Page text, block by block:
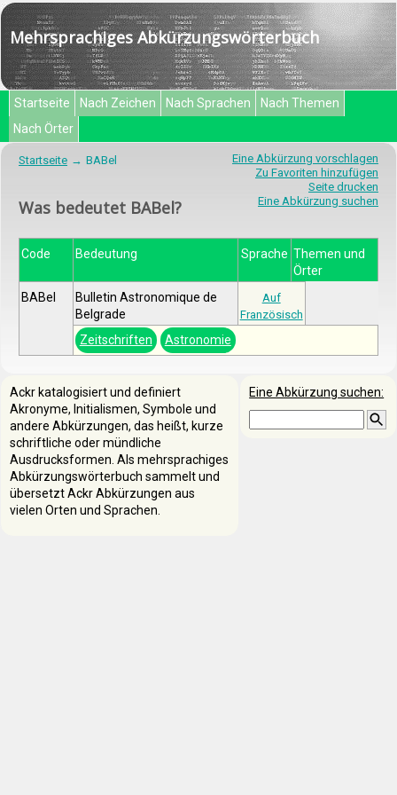
Mehrsprachiges Abkürzungswörterbuch
Startseite Nach Zeichen Nach Sprachen
Nach Themen
Nach Örter
Eine Abkürzung vorschlagen
Zu Favoriten hinzufügen
Seite drucken
Eine Abkürzung suchen
Startseite BABel
Was bedeutet BABel?
Code Bedeutung Sprache Themen und
Örter
BABel
Bulletin Astronomique de
Belgrade
Auf
Französisch
Zeitschriften Astronomie
Eine Abkürzung suchen:
Ackr katalogisiert und definiert
Akronyme, Initialismen, Symbole und
andere Abkürzungen, das heißt, kurze
schriftliche oder mündliche
Ausdrucksformen. Als mehrsprachiges
Abkürzungswörterbuch sammelt und
übersetzt Ackr Abkürzungen aus
vielen Orten und Sprachen.